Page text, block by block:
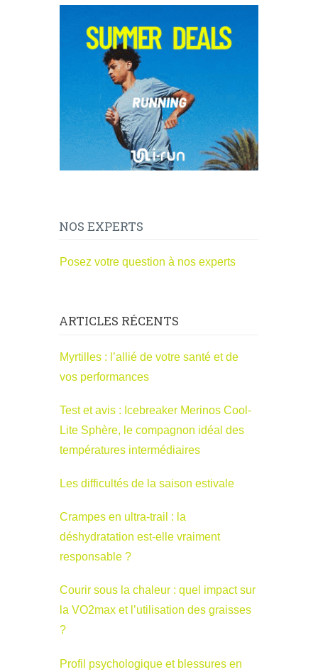
NOS EXPERTS
Posez votre question à nos experts
ARTICLES RÉCENTS
Myrtilles : l’allié de votre santé et de
vos performances
Test et avis : Icebreaker Merinos Cool-
Lite Sphère, le compagnon idéal des
températures intermédiaires
Les difficultés de la saison estivale
Crampes en ultra-trail : la
déshydratation est-elle vraiment
responsable ?
Courir sous la chaleur : quel impact sur
la VO2max et l’utilisation des graisses
?
Profil psychologique et blessures en